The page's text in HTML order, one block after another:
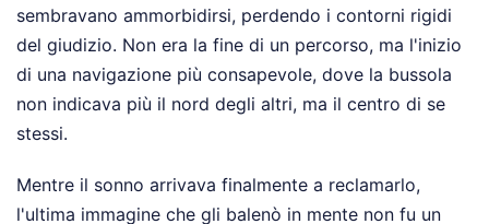
sembravano ammorbidirsi, perdendo i contorni rigidi
del giudizio. Non era la fine di un percorso, ma l'inizio
di una navigazione più consapevole, dove la bussola
non indicava più il nord degli altri, ma il centro di se
stessi.
Mentre il sonno arrivava finalmente a reclamarlo,
l'ultima immagine che gli balenò in mente non fu un